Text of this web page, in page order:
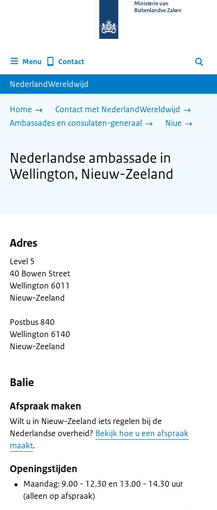
homepage
Ministerie van
Buitenlandse Zaken
Menu Contact Zoeken
NederlandWereldwijd
Home
Contact met NederlandWereldwijd
Ambassades en consulaten-generaal
Niue
Nederlandse ambassade in
Wellington, Nieuw-Zeeland
Adres
Level 5
40 Bowen Street
Wellington 6011
Nieuw-Zeeland
Postbus 840
Wellington 6140
Nieuw-Zeeland
Balie
Afspraak maken
Wilt u in Nieuw-Zeeland iets regelen bij de
Nederlandse overheid? Bekijk hoe u een afspraak
maakt.
Openingstijden
Maandag: 9.00 - 12.30 en 13.00 - 14.30 uur
(alleen op afspraak)